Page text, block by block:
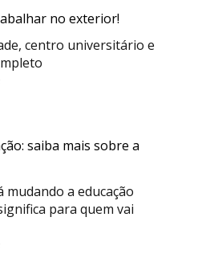
centro universitário e
a educação
para quem vai